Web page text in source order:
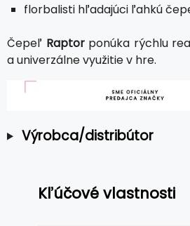
florbalisti hľadajúci ľahkú
Čepeľ Raptorponúka rýchlu
a univerzálne využitie v hre.
Výrobca/distribútor
Kľúčové vlastnosti